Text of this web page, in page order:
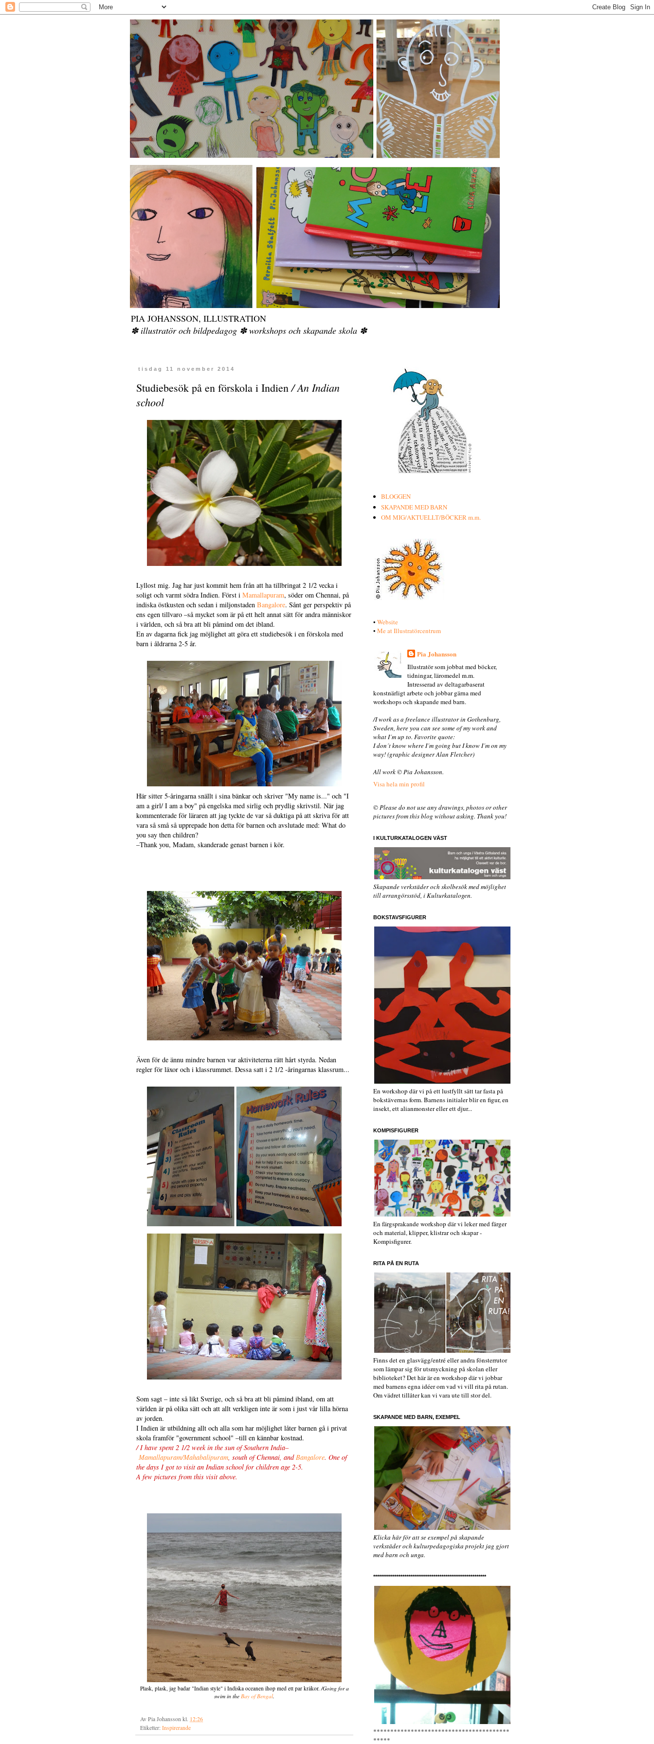
PIA JOHANSSON, ILLUSTRATION
✽ illustratör och bildpedagog ✽ workshops och skapande skola ✽
tisdag 11 november 2014
Studiebesök på en förskola i Indien/ An Indian
school
Lyllost mig. Jag har just kommit hem från att ha tillbringat 2 1/2 vecka i
soligt och varmt södra Indien. Först i Mamallapuram, söder om Chennai, på
indiska östkusten och sedan i miljonstaden Bangalore. Sånt ger perspektiv på
ens egen tillvaro –så mycket som är på ett helt annat sätt för andra människor
i världen, och så bra att bli påmind om det ibland.
En av dagarna fick jag möjlighet att göra ett studiebesök i en förskola med
barn i åldrarna 2-5 år.
Här sitter 5-åringarna snällt i sina bänkar och skriver "My name is..." och "I
am a girl/ I am a boy" på engelska med sirlig och prydlig skrivstil. När jag
kommenterade för läraren att jag tyckte de var så duktiga på att skriva för att
vara så små så upprepade hon detta för barnen och avslutade med: What do
you say then children?
–Thank you, Madam, skanderade genast barnen i kör.
Även för de ännu mindre barnen var aktiviteterna rätt hårt styrda. Nedan
regler för läxor och i klassrummet. Dessa satt i 2 1/2 -åringarnas klassrum...
Som sagt – inte så likt Sverige, och så bra att bli påmind ibland, om att
världen är på olika sätt och att allt verkligen inte är som i just vår lilla hörna
av jorden.
I Indien är utbildning allt och alla som har möjlighet låter barnen gå i privat
skola framför "government school" –till en kännbar kostnad.
/ I have spent 2 1/2 week in the sun of Southern India–
Mamallapuram/Mahabalipuram, south of Chennai, andBangalore. One of
the days I got to visit an Indian school for children age 2-5.
A few pictures from this visit above.
Plask, plask, jag badar "Indian style" i Indiska oceanen ihop med ett par kråkor./Going for a
swim in the Bay of Bengal.
Av Pia Johansson kl. 12:26
Etiketter: Inspirerande
BLOGGEN
SKAPANDE MED BARN
OM MIG/AKTUELLT/BÖCKER m.m.
• Website
• Me at Illustratörcentrum
Pia Johansson
Illustratör som jobbat med böcker,
tidningar, läromedel m.m.
Intresserad av deltagarbaserat
konstnärligt arbete och jobbar gärna med
workshops och skapande med barn.
/I work as a freelance illustrator in Gothenburg,
Sweden, here you can see some of my work and
what I´m up to. Favorite quote:
I don´t know where I´m going but I know I´m on my
way! (graphic designer Alan Fletcher)
All work © Pia Johansson.
Visa hela min profil
© Please do not use any drawings, photos or other
pictures from this blog without asking. Thank you!
I KULTURKATALOGEN VÄST
Skapande verkstäder och skolbesök med möjlighet
till arrangörsstöd, i Kulturkatalogen.
BOKSTAVSFIGURER
En workshop där vi på ett lustfyllt sätt tar fasta på
bokstävernas form. Barnens initialer blir en figur, en
insekt, ett alianmonster eller ett djur...
KOMPISFIGURER
En färgsprakande workshop där vi leker med färger
och material, klipper, klistrar och skapar -
Kompisfigurer.
RITA PÅ EN RUTA
Finns det en glasvägg/entré eller andra fönsterrutor
som lämpar sig för utsmyckning på skolan eller
biblioteket? Det här är en workshop där vi jobbar
med barnens egna idéer om vad vi vill rita på rutan.
Om vädret tillåter kan vi vara ute till stor del.
SKAPANDE MED BARN, EXEMPEL
Klicka här för att se exempel på skapande
verkstäder och kulturpedagogiska projekt jag gjort
med barn och unga.
**********************************************************
****************************************
*****